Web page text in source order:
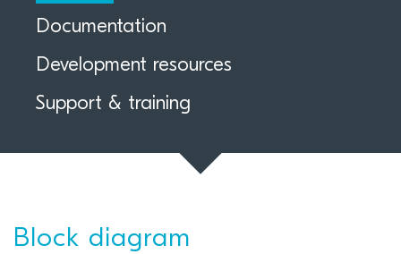
Documentation
Development resources
Support & training
Block diagram